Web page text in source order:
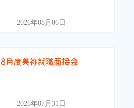
2026年08月06日
8月度美祢就職面接会
2026年07月31日